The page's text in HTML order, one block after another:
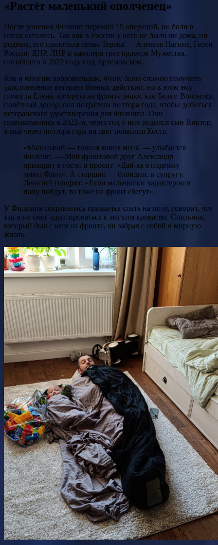
«Растёт маленький ополченец»
После ранения Филипп пережил 19 операций, но боли в
ногах остались. Так как в России у него не было ни дома, ни
родных, его приютила семья Терека — Алексея Нагина, Героя
России, ДНР, ЛНР и кавалера трёх орденов Мужества,
погибшего в 2022 году под Артёмовском.
Как и многим добровольцам, Филу было сложно получить
удостоверение ветерана боевых действий, но в этом ему
помогла Елена, которую на фронте знают как Белку. Волонтёр,
почётный донор, она потратила полтора года, чтобы добиться
ветеранского удостоверения для Филиппа. Они
познакомились в 2022-м, через год у них родился сын Виктор,
а ещё через полтора года на свет появился Костя.
«Маленький — точная копия меня, — улыбается
Филипп. — Мой фронтовой друг Александр
приходит в гости и просит: «Дай-ка я подержу
мини-Фила». А старший — блондин, в супругу.
Лена всё говорит: «Если мальчишки характером в
папу пойдут, то тоже на фронт сбегут».
У Филиппа сохранилась привычка спать на полу, говорит, что
так и не смог адаптироваться к мягким кроватям. Спальник,
который был с ним на фронте, он забрал с собой в мирную
жизнь.